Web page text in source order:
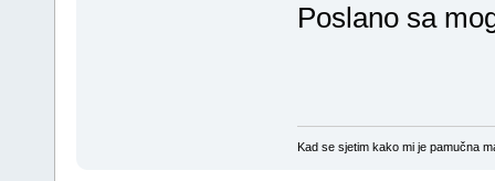
Poslano sa
Kad se sjetim kako mi je pamučna